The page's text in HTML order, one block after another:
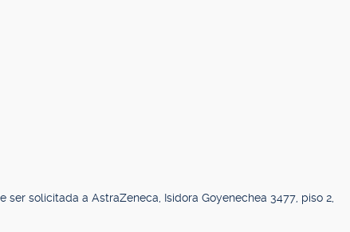
solicitada a AstraZeneca, Isidora Goyenechea 3477, piso 2,